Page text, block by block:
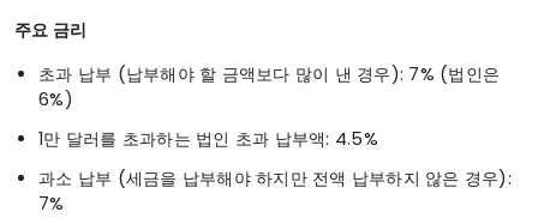
주요 금리
초과 납부 (납부해야 할 금액보다 많이 낸 경우): 7% (법인은
6%)
1만 달러를 초과하는 법인 초과 납부액: 4.5%
과소 납부 (세금을 납부해야 하지만 전액 납부하지 않은 경우):
7%